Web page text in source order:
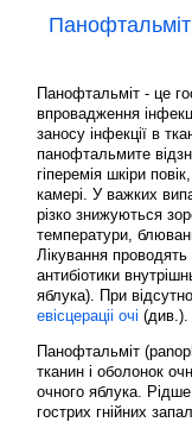
Панофтальміт
Панофтальміт - це
впровадження
заносу інфекції в
панофтальмите
гіперемія шкіри
камері. У важких
різко знижуються
температури,
Лікування
антибіотики
яблука). При
евісцераціі очі (див.).
Панофтальміт
тканин і оболонок
очного яблука.
гострих гнійних